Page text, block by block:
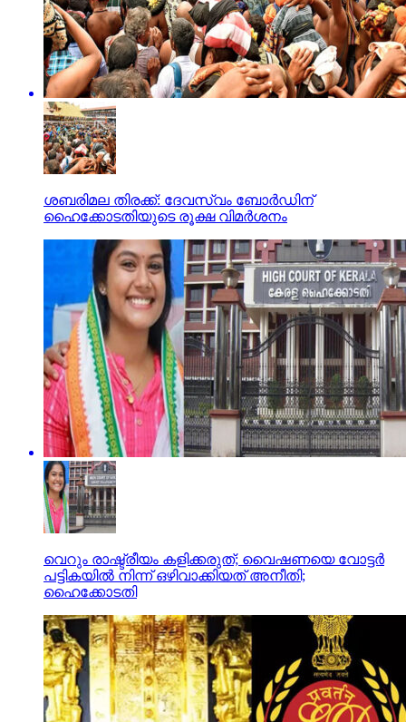
ശബരിമല തിരക്ക്: ദേവസ്വം ബോര്‍ഡിന്
ഹൈക്കോടതിയുടെ രൂക്ഷ വിമര്‍ശനം
വെറും രാഷ്ട്രീയം കളിക്കരുത്; വൈഷണയെ വോട്ടര്‍
പട്ടികയില്‍ നിന്ന് ഒഴിവാക്കിയത് അനീതി;
ഹൈക്കോടതി